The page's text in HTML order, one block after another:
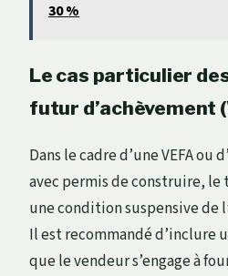
30 %
Le cas particulier
futur d’achèvement
Dans le cadre d’une VEFA ou
avec permis de construire,
une condition suspensive de
Il est recommandé d’inclure
que le vendeur s’engage à